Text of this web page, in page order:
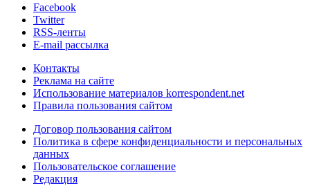
Facebook
Twitter
RSS-ленты
E-mail рассылка
Контакты
Реклама на сайте
Использование материалов korrespondent.net
Правила пользования сайтом
Договор пользования сайтом
Политика в сфере конфиденциальности и персональных
данных
Пользовательское соглашение
Редакция